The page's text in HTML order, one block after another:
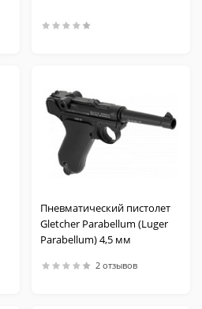
Пневматический пистолет
Gletcher Parabellum (Luger
Parabellum) 4,5 мм
2 отзывов